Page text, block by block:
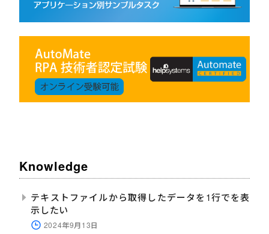
Knowledge
テキストファイルから取得したデータを1行でを表
示したい
2024年9月13日